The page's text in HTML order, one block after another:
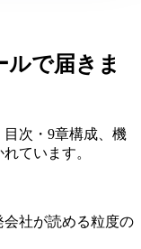
ルで届きま
次・9章構成、機
ています。
社が読める粒度の